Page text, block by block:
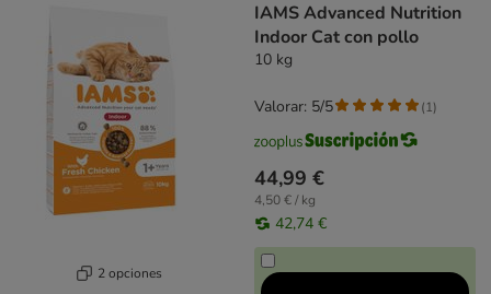
2 opciones
IAMS Advanced Nutrition
Indoor Cat con pollo
10 kg
44,99 €
4,50 € / kg
42,74 €
Valorar: 5/5 (1)